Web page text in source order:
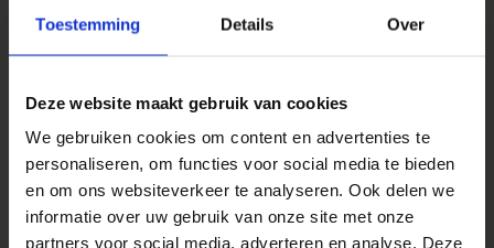
Toestemming Details Over
Deze website maakt gebruik van cookies
We gebruiken cookies om content en advertenties te
personaliseren, om functies voor social media te bieden
en om ons websiteverkeer te analyseren. Ook delen we
informatie over uw gebruik van onze site met onze
partners voor social media, adverteren en analyse. Deze
analyse groeien naar
break-out sessie werd
de bar-code op mijn
toegangskaartje
gescand. Ideaal om mij in toekomstige
correspondentie te kunnen indelen in